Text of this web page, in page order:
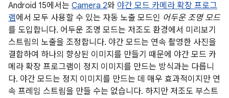
Android 15에서는 Camera 2와 야간 모드 카메라 확장 프로그
램에서 모두 사용할 수 있는 자동 노출 모드인 어두운 조명 모드
를 도입합니다. 어두운 조명 모드는 저조도 환경에서 미리보기
스트림의 노출을 조정합니다. 야간 모드는 연속 촬영한 사진을
결합하여 하나의 향상된 이미지를 만들기 때문에 야간 모드 카
메라 확장 프로그램이 정지 이미지를 만드는 방식과는 다릅니
다. 야간 모드는 정지 이미지를 만드는 데 매우 효과적이지만 연
속 프레임 스트림을 만들 수는 없습니다. 하지만 저조도 부스트